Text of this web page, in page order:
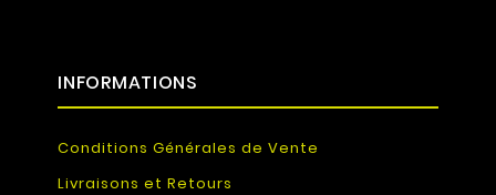
INFORMATIONS
Conditions Générales de Vente
Livraisons et Retours